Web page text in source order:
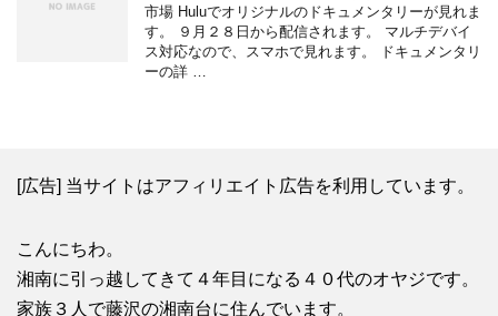
市場 Huluでオリジナルのドキュメンタリーが見れま
す。 ９月２８日から配信されます。 マルチデバイ
ス対応なので、スマホで見れます。 ドキュメンタリ
ーの詳 …
[広告] 当サイトはアフィリエイト広告を利用しています。
こんにちわ。
湘南に引っ越してきて４年目になる４０代のオヤジです。
家族３人で藤沢の湘南台に住んでいます。